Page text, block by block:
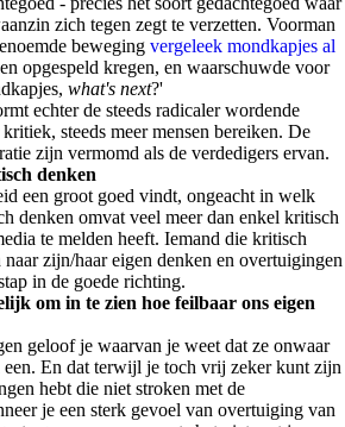
zich tegen zegt te verzetten. Voorman
beweging vergeleek mondkapjes al
opgespeld kregen, en waarschuwde voor
what's next?'
echter de steeds radicaler wordende
steeds meer mensen bereiken. De
zijn vermomd als de verdedigers ervan.
denken
een groot goed vindt, ongeacht in welk
denken omvat veel meer dan enkel kritisch
te melden heeft. Iemand die kritisch
zijn/haar eigen denken en overtuigingen
in de goede richting.
om in te zien hoe feilbaar ons eigen
geloof je waarvan je weet dat ze onwaar
En dat terwijl je toch vrij zeker kunt zijn
hebt die niet stroken met de
je een sterk gevoel van overtuiging van